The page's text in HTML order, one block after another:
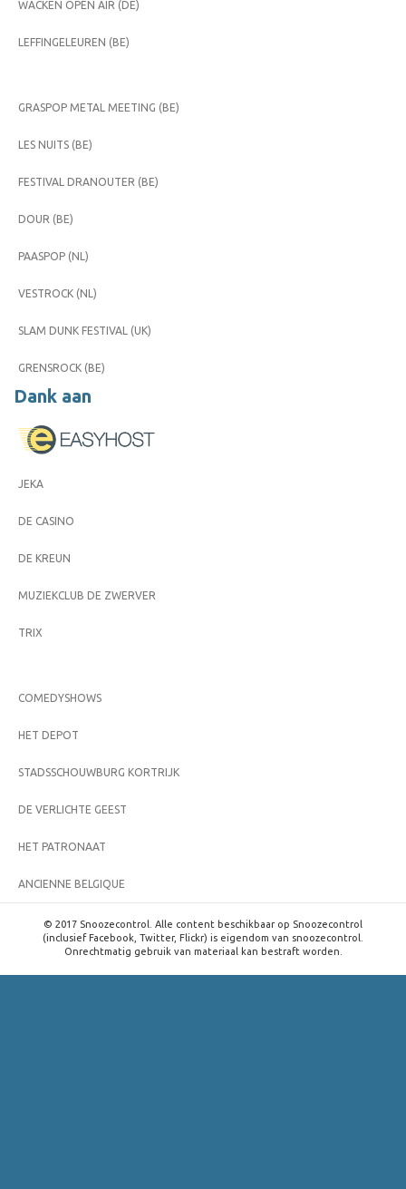
WACKEN OPEN AIR (DE)
LEFFINGELEUREN (BE)
GRASPOP METAL MEETING (BE)
LES NUITS (BE)
FESTIVAL DRANOUTER (BE)
DOUR (BE)
PAASPOP (NL)
VESTROCK (NL)
SLAM DUNK FESTIVAL (UK)
GRENSROCK (BE)
Dank aan
JEKA
DE CASINO
DE KREUN
MUZIEKCLUB DE ZWERVER
TRIX
COMEDYSHOWS
HET DEPOT
STADSSCHOUWBURG KORTRIJK
DE VERLICHTE GEEST
HET PATRONAAT
ANCIENNE BELGIQUE
© 2017 Snoozecontrol. Alle content beschikbaar op Snoozecontrol
(inclusief Facebook, Twitter, Flickr) is eigendom van snoozecontrol.
Onrechtmatig gebruik van materiaal kan bestraft worden.